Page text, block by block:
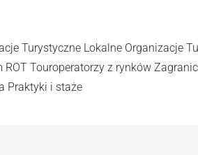
Turystyczne Lokalne Organizacje
ROT Touroperatorzy z rynków
Praktyki i staże